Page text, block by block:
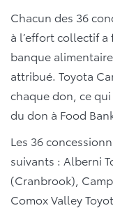
Chacun des 36
à l’effort collectif
banque
attribué. Toyota
chaque don, ce
du don à Food
Les 36
suivants : Alberni
(Cranbrook),
Comox Valley